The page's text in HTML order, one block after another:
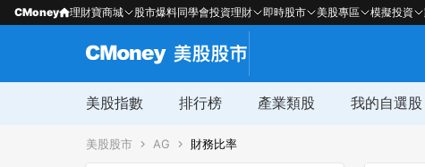
CMoney 理財寶商城 股市爆料同學會投資理財 即時股市 美股專區 模擬投資
美股指數 排行榜 產業類股 我的自選股
美股股市 AG 財務比率